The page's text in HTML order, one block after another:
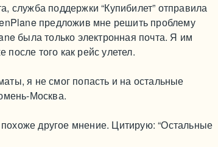
служба поддержки “Купибилет” отправила
предложив мне решить проблему
была только электронная почта. Я им
того как рейс улетел.
я не смог попасть и на остальные
Москва.
другое мнение. Цитирую: “Остальные